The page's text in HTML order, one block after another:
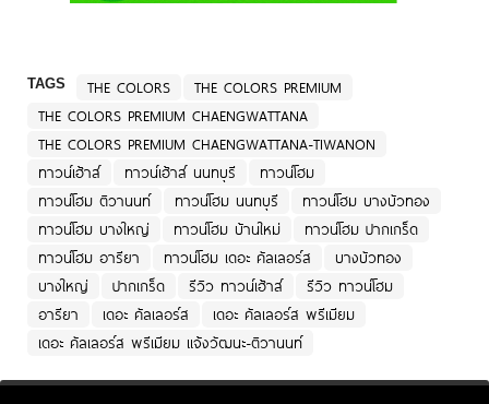
TAGS THE COLORS
THE COLORS PREMIUM
THE COLORS PREMIUM CHAENGWATTANA
THE COLORS PREMIUM CHAENGWATTANA-TIWANON
ทาวน์เฮ้าส์
ทาวน์เฮ้าส์ นนทบุรี
ทาวน์โฮม
ทาวน์โฮม ติวานนท์
ทาวน์โฮม นนทบุรี
ทาวน์โฮม บางบัวทอง
ทาวน์โฮม บางใหญ่
ทาวน์โฮม บ้านใหม่
ทาวน์โฮม ปากเกร็ด
ทาวน์โฮม อารียา
ทาวน์โฮม เดอะ คัลเลอร์ส
บางบัวทอง
บางใหญ่
ปากเกร็ด รีวิว ทาวน์เฮ้าส์
รีวิว ทาวน์โฮม
อารียา
เดอะ คัลเลอร์ส
เดอะ คัลเลอร์ส พรีเมียม
เดอะ คัลเลอร์ส พรีเมียม แจ้งวัฒนะ-ติวานนท์